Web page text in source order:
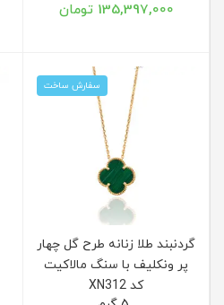
135,397,000 تومان
سفارش ساخت
گردنبند طلا زنانه طرح گل چهار
پر ونکلیف با سنگ مالاکیت
کد XN312